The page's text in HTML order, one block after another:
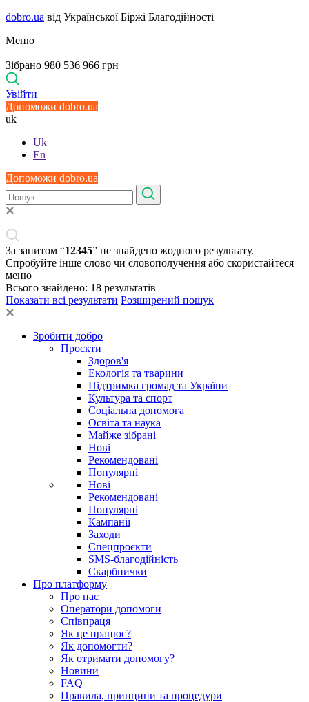
dobro.ua від Української Біржі Благодійності
Меню
Зібрано 980 536 966 грн
Увійти
Допоможи dobro.ua
uk
Uk
En
Допоможи dobro.ua
За запитом “12345” не знайдено жодного результату.
Спробуйте інше слово чи словополучення або скористайтеся
меню
Всього знайдено: 18 результатів
Показати всі результати Розширений пошук
Зробити добро
Проєкти
Здоров'я
Екологія та тварини
Підтримка громад та України
Культура та спорт
Соціальна допомога
Освіта та наука
Майже зібрані
Нові
Рекомендовані
Популярні
Нові
Рекомендовані
Популярні
Кампанії
Заходи
Спецпроєкти
SMS-благодійність
Скарбнички
Про платформу
Про нас
Оператори допомоги
Співпраця
Як це працює?
Як допомогти?
Як отримати допомогу?
Новини
FAQ
Правила, принципи та процедури